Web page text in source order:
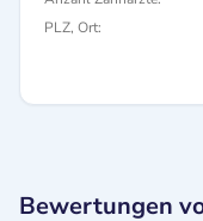
PLZ, Ort:
Bewertungen